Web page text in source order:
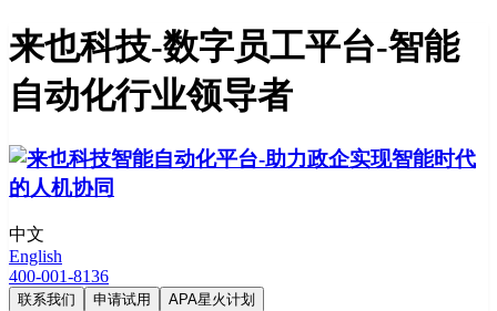
来也科技-数字员工平台-智能
自动化行业领导者
中文
English
400-001-8136
联系我们 申请试用 APA星火计划